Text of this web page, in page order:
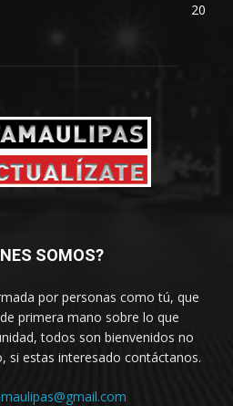
20
SOMOS?
por personas como tú, que
primera mano sobre lo que
todos son bienvenidos no
si estas interesado contáctanos.